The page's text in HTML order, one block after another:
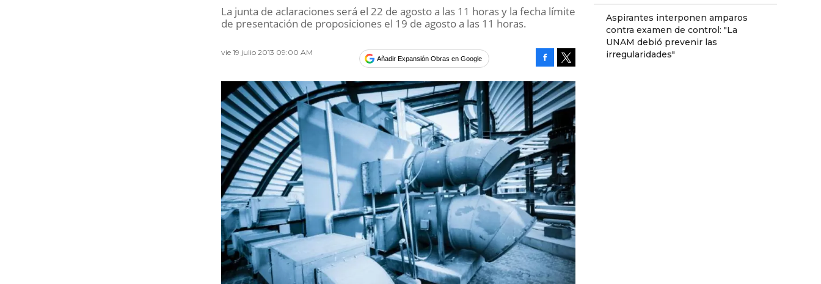
Aspirantes interponen amparos
contra examen de control: "La
UNAM debió prevenir las
irregularidades"
La junta de aclaraciones será el 22 de agosto a las 11 horas y la fecha límite
de presentación de proposiciones el 19 de agosto a las 11 horas.
vie 19 julio 2013 09:00 AM
Añadir Expansión Obras en Google